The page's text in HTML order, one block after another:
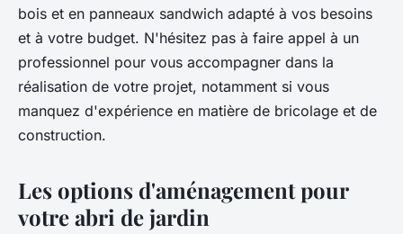
bois et en panneaux sandwich adapté à vos besoins
et à votre budget. N'hésitez pas à faire appel à un
professionnel pour vous accompagner dans la
réalisation de votre projet, notamment si vous
manquez d'expérience en matière de bricolage et de
construction.
Les options d'aménagement pour
votre abri de jardin